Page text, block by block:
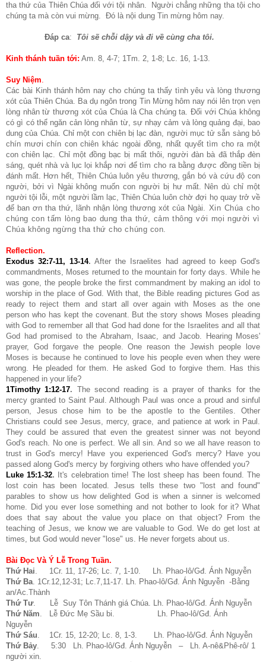
tha thứ của Thiên Chúa đối với tội nhân. Người chẳng những tha tội cho
chúng ta mà còn vui mừng. Đó là nội dung Tin mừng hôm nay.
Đáp ca: Tôi sẽ chỗi dậy và đi về cùng cha tôi.
Kinh thánh tuần tới: Am. 8, 4-7; 1Tm. 2, 1-8; Lc. 16, 1-13.
Suy Niệm.
Các bài Kinh thánh hôm nay cho chúng ta thấy tình yêu và lòng thương
xót của Thiên Chúa. Ba dụ ngôn trong Tin Mừng hôm nay nói lên trọn vẹn
lòng nhân từ thương xót của Chúa là Cha chúng ta. Đối với Chúa không
có gì có thể ngăn cản lòng nhân từ, sự nhạy cảm và lòng quảng đại, bao
dung của Chúa. Chỉ một con chiên bị lạc đàn, người mục tử sẵn sàng bỏ
chín mươi chín con chiên khác ngoài đồng, nhất quyết tìm cho ra một
con chiên lạc. Chỉ một đồng bạc bị mất thôi, người đàn bà đã thắp đèn
sáng, quét nhà và lục lọi khắp nơi để tìm cho ra bằng được đồng tiền bị
đánh mất. Hơn hết, Thiên Chúa luôn yêu thương, gắn bó và cứu độ con
người, bởi vì Ngài không muốn con người bị hư mất. Nên dù chỉ một
người tội lỗi, một người lầm lạc, Thiên Chúa luôn chờ đợi họ quay trở về
để ban ơn tha thứ, lãnh nhận lòng thương xót của Ngài. Xin Chúa cho
chúng con tấm lòng bao dung tha thứ, cảm thông với mọi người vì
Chúa không ngừng tha thứ cho chúng con.
Reflection.
Exodus 32:7-11, 13-14.After the Israelites had agreed to keep God's
commandments, Moses returned to the mountain for forty days. While he
was gone, the people broke the first commandment by making an idol to
worship in the place of God. With that, the Bible reading pictures God as
ready to reject them and start all over again with Moses as the one
person who has kept the covenant. But the story shows Moses pleading
with God to remember all that God had done for the Israelites and all that
God had promised to the Abraham, Isaac, and Jacob. Hearing Moses'
prayer, God forgave the people. One reason the Jewish people love
Moses is because he continued to love his people even when they were
wrong. He pleaded for them. He asked God to forgive them. Has this
happened in your life?
1Timothy 1:12-17. The second reading is a prayer of thanks for the
mercy granted to Saint Paul. Although Paul was once a proud and sinful
person, Jesus chose him to be the apostle to the Gentiles. Other
Christians could see Jesus, mercy, grace, and patience at work in Paul.
They could be assured that even the greatest sinner was not beyond
God's reach. No one is perfect. We all sin. And so we all have reason to
trust in God's mercy! Have you experienced God's mercy? Have you
passed along God's mercy by forgiving others who have offended you?
Luke 15:1-32.
It's celebration time! The lost sheep has been found. The
lost coin has been located. Jesus tells these two "lost and found"
parables to show us how delighted God is when a sinner is welcomed
home. Did you ever lose something and not bother to look for it? What
does that say about the value you place on that object? From the
teaching of Jesus, we know we are valuable to God. We do get lost at
times, but God would never "lose" us. He never forgets about us.
Bài Đọc Và Ý Lễ Trong Tuần.
Thứ Hai. 1Cr. 11, 17-26; Lc. 7, 1-10. Lh. Phao-lô/Gđ. Ánh Nguyễn
Thứ Ba. 1Cr.12,12-31; Lc.7,11-17. Lh. Phao-lô/Gđ. Ánh Nguyễn -Bằng
an/Ac.Thành
Thứ Tư. Lễ Suy Tôn Thánh giá Chúa. Lh. Phao-lô/Gđ. Ánh Nguyễn
Thứ Năm. Lễ Đức Mẹ Sầu bi. Lh. Phao-lô/Gđ. Ánh
Nguyễn
Thứ Sáu. 1Cr. 15, 12-20; Lc. 8, 1-3. Lh. Phao-lô/Gđ. Ánh Nguyễn
Thứ Bảy. 5:30 Lh. Phao-lô/Gđ. Ánh Nguyễn – Lh. A-nê&Phê-rô/ 1
người xin.